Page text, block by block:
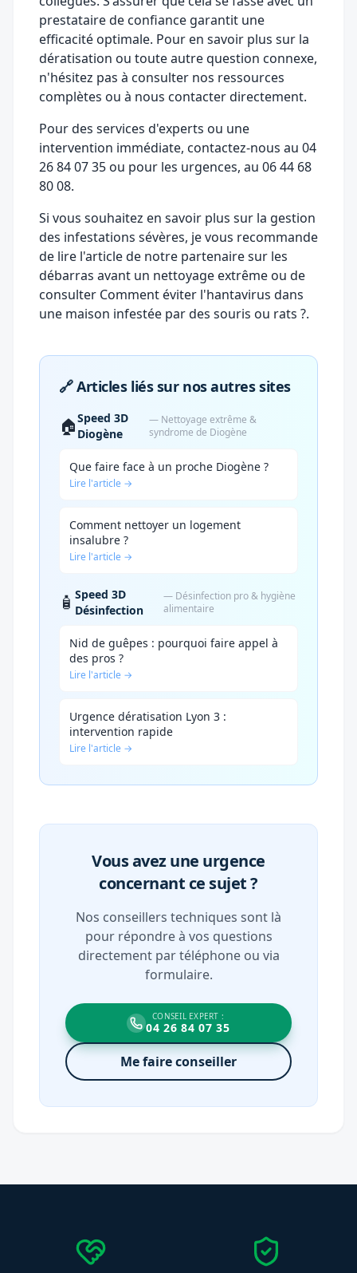
prestataire de confiance garantit une
efficacité optimale. Pour en savoir plus sur la
dératisation ou toute autre question connexe,
n'hésitez pas à consulter nos ressources
complètes ou à nous contacter directement.
Pour des services d'experts ou une
intervention immédiate, contactez-nous au 04
26 84 07 35 ou pour les urgences, au 06 44 68
80 08.
Si vous souhaitez en savoir plus sur la gestion
des infestations sévères, je vous recommande
de lire l'article de notre partenaire sur les
débarras avant un nettoyage extrême ou de
consulter Comment éviter l'hantavirus dans
une maison infestée par des souris ou rats ?.
🔗 Articles liés sur nos autres sites
🏠Speed 3D
Diogène
— Nettoyage extrême &
syndrome de Diogène
Que faire face à un proche Diogène ?
Lire l'article →
Comment nettoyer un logement
insalubre ?
Lire l'article →
🧴 Speed 3D
Désinfection
— Désinfection pro & hygiène
alimentaire
Nid de guêpes : pourquoi faire appel à
des pros ?
Lire l'article →
Urgence dératisation Lyon 3 :
intervention rapide
Lire l'article →
Vous avez une urgence
concernant ce sujet ?
Nos conseillers techniques sont là
pour répondre à vos questions
directement par téléphone ou via
formulaire.
CONSEIL EXPERT :
04 26 84 07 35
Me faire conseiller